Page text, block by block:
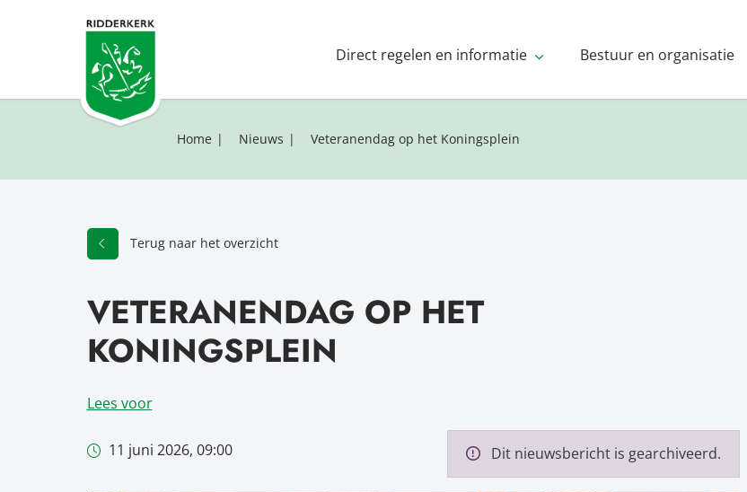
Direct regelen en informatie Bestuur en organisatie
Home Nieuws Veteranendag op het Koningsplein
Terug naar het overzicht
VETERANENDAG OP HET
KONINGSPLEIN
Lees voor
11 juni 2026, 09:00 Dit nieuwsbericht is gearchiveerd.